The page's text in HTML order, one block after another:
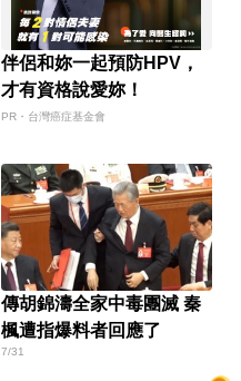
伴侶和妳一起預防HPV，
才有資格說愛妳！
PR・台灣癌症基金會
傳胡錦濤全家中毒團滅 秦
楓遭指爆料者回應了
7/31